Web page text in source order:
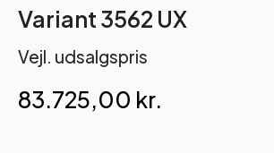
Variant 3562 UX
Vejl. udsalgspris
83.725,00 kr.